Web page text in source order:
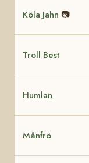
Köla Jahn 📷
Troll Best
Humlan
Månfrö